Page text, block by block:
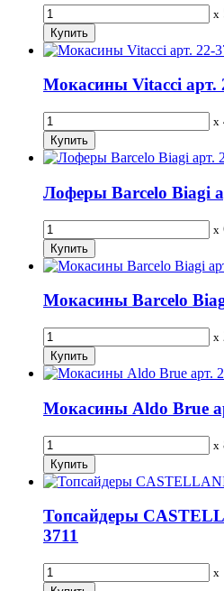
x
Мокасины Vitacci арт.
x
Лоферы Barcelo Biagi
x
Мокасины Barcelo
x
Мокасины Aldo Brue
x
Топсайдеры
3711
x